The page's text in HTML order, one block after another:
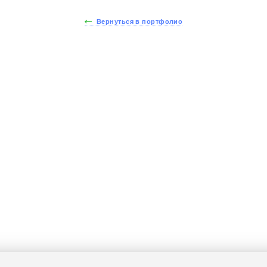
Вернуться в портфолио